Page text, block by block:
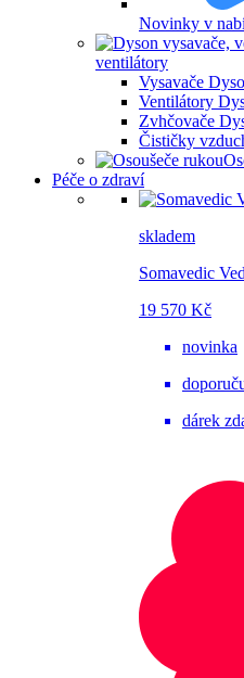
Novinky v
ventilátory
Vysavače
Ventilátory
Zvhčovače
Čističky
Péče o zdraví
skladem
Somavedic
19 570 Kč
novinka
dárek